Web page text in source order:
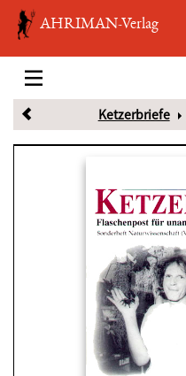
AHRIMAN-Verlag
Ketzerbriefe